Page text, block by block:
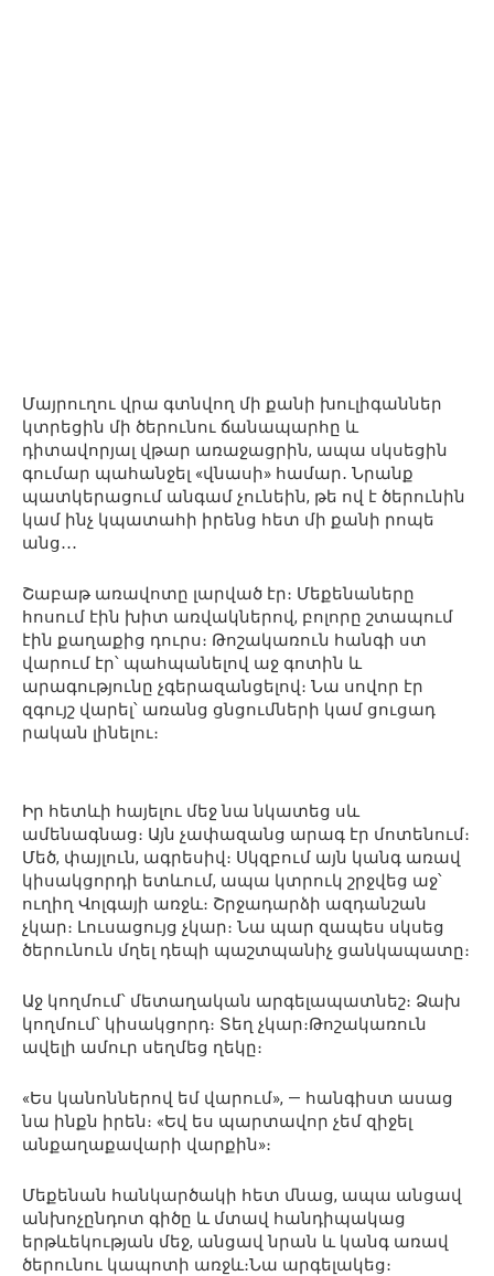
Մայրուղու վրա գտնվող մի քանի խուլիգաններ
կտրեցին մի ծերունու ճանապարհը և
դիտավորյալ վթար առաջացրին, ապա սկսեցին
գումար պահանջել «վնասի» համար․ Նրանք
պատկերացում անգամ չունեին, թե ով է ծերունին
կամ ինչ կպատահի իրենց հետ մի քանի րոպե
անց․․․
Շաբաթ առավոտը լարված էր։ Մեքենաները
հոսում էին խիտ առվակներով, բոլորը շտապում
էին քաղաքից դուրս։ Թոշակառուն հանգի ստ
վարում էր՝ պահպանելով աջ գոտին և
արագությունը չգերազանցելով։ Նա սովոր էր
զգույշ վարել՝ առանց ցնցումների կամ ցուցադ
րական լինելու։
Իր հետևի հայելու մեջ նա նկատեց սև
ամենագնաց։ Այն չափազանց արագ էր մոտենում։
Մեծ, փայլուն, ագրեսիվ։ Սկզբում այն ​​կանգ առավ
կիսակցորդի ետևում, ապա կտրուկ շրջվեց աջ՝
ուղիղ Վոլգայի առջև։ Շրջադարձի ազդանշան
չկար։ Լուսացույց չկար։ Նա պար զապես սկսեց
ծերունուն մղել դեպի պաշտպանիչ ցանկապատը։
Աջ կողմում՝ մետաղական արգելապատնեշ։ Ձախ
կողմում՝ կիսակցորդ։ Տեղ չկար։Թոշակառուն
ավելի ամուր սեղմեց ղեկը։
«Ես կանոններով եմ վարում», — հանգիստ ասաց
նա ինքն իրեն։ «Եվ ես պարտավոր չեմ զիջել
անքաղաքավարի վարքին»։
Մեքենան հանկարծակի հետ մնաց, ապա անցավ
անխոչընդոտ գիծը և մտավ հանդիպակաց
երթևեկության մեջ, անցավ նրան և կանգ առավ
ծերունու կապոտի առջև։Նա արգելակեց։